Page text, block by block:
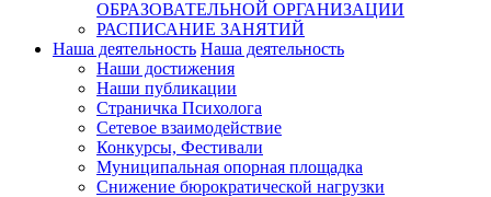
ОБРАЗОВАТЕЛЬНОЙ ОРГАНИЗАЦИИ
РАСПИСАНИЕ ЗАНЯТИЙ
Наша деятельность Наша деятельность
Наши достижения
Наши публикации
Страничка Психолога
Сетевое взаимодействие
Конкурсы, Фестивали
Муниципальная опорная площадка
Снижение бюрократической нагрузки